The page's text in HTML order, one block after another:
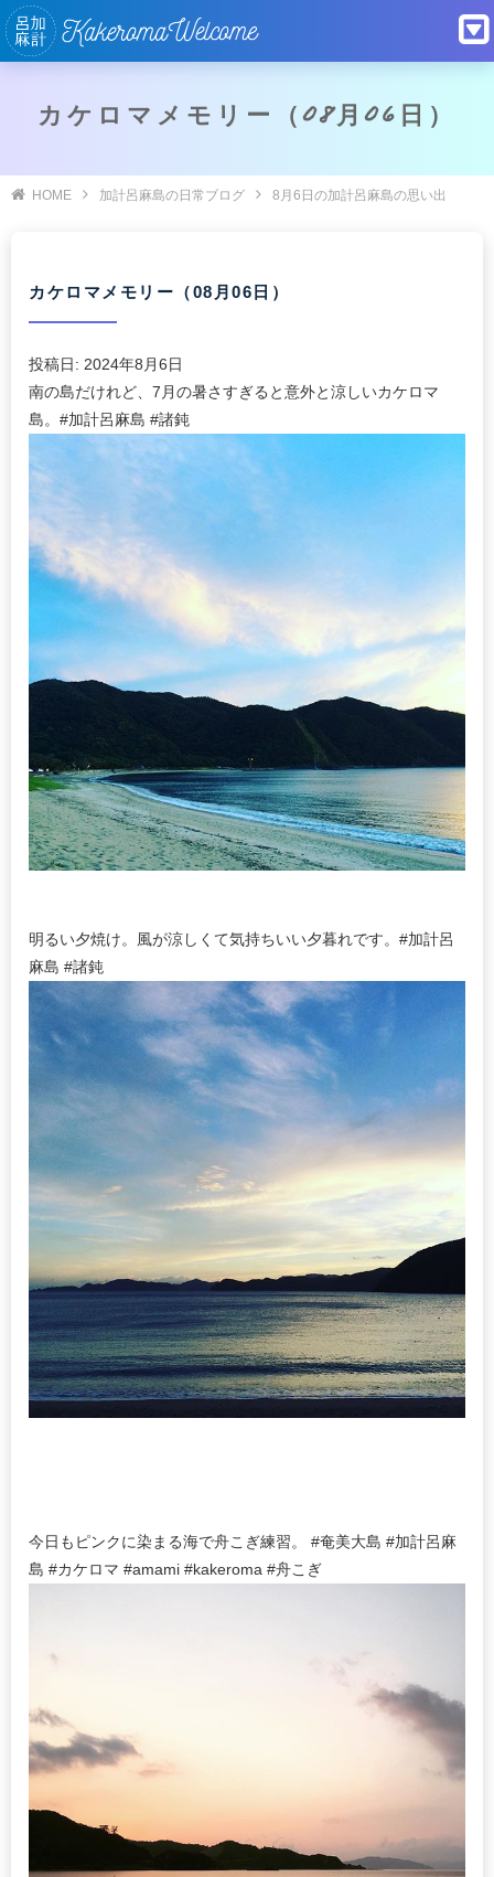
カケロマメモリー（08月06日）
HOME 加計呂麻島の日常ブログ 8月6日の加計呂麻島の思い出
カケロマメモリー（08月06日）
投稿日: 2024年8月6日
南の島だけれど、7月の暑さすぎると意外と涼しいカケロマ
島。#加計呂麻島 #諸鈍
明るい夕焼け。風が涼しくて気持ちいい夕暮れです。#加計呂
麻島 #諸鈍
今日もピンクに染まる海で舟こぎ練習。 #奄美大島 #加計呂麻
島 #カケロマ #amami #kakeroma #舟こぎ